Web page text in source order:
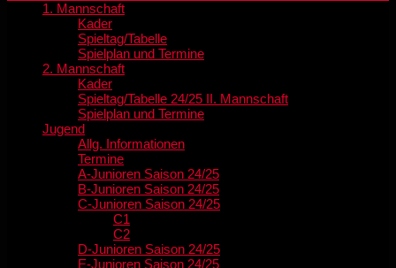
1. Mannschaft
Kader
Spieltag/Tabelle
Spielplan und Termine
2. Mannschaft
Kader
Spieltag/Tabelle 24/25 II. Mannschaft
Spielplan und Termine
Jugend
Allg. Informationen
Termine
A-Junioren Saison 24/25
B-Junioren Saison 24/25
C-Junioren Saison 24/25
C1
C2
D-Junioren Saison 24/25
E-Junioren Saison 24/25